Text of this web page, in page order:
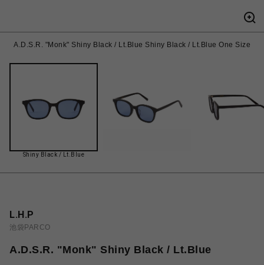
A.D.S.R. "Monk" Shiny Black / Lt.Blue Shiny Black / Lt.Blue One Size
Shiny Black / Lt.Blue
L.H.P
池袋PARCO
A.D.S.R. "Monk" Shiny Black / Lt.Blue